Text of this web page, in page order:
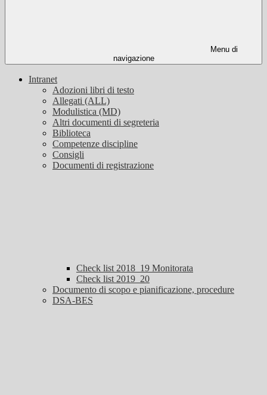
Menu di
navigazione
Intranet
Adozioni libri di testo
Allegati (ALL)
Modulistica (MD)
Altri documenti di segreteria
Biblioteca
Competenze discipline
Consigli
Documenti di registrazione
Check list 2018_19 Monitorata
Check list 2019_20
Documento di scopo e pianificazione, procedure
DSA-BES